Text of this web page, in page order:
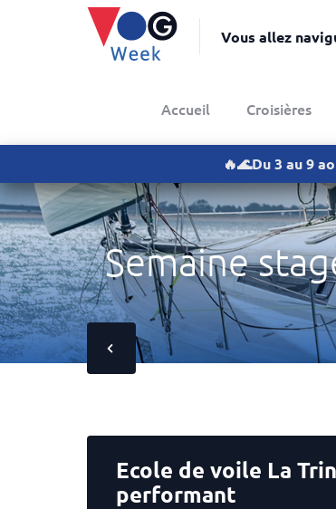
Vous allez
Accueil Croisières
🔥🌊Du 3 au 9
Semaine
Ecole de voile La
performant